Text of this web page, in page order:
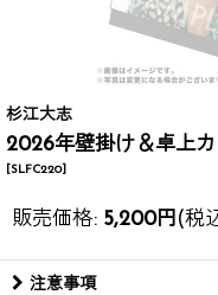
杉江大志
2026年壁掛け＆卓上
[SLFC220]
販売価格: 5,200円 (税
注意事項